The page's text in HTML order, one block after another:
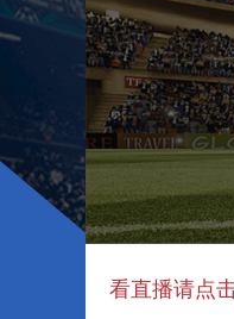
看直播请点